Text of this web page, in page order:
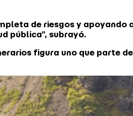
de riesgos y apoyando
pública”, subrayó.
figura uno que parte